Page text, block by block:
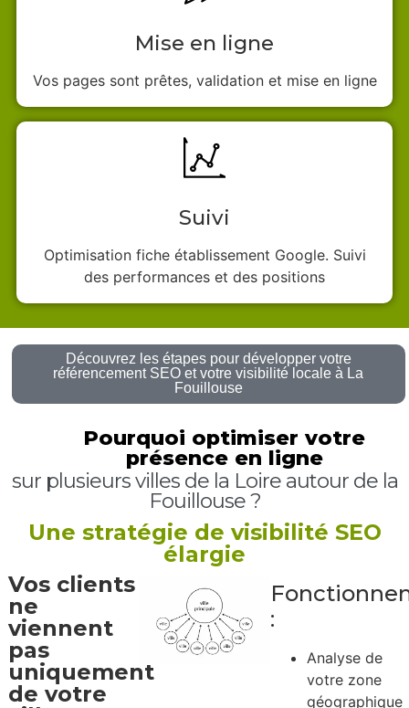
Mise en ligne
Vos pages sont prêtes, validation et mise en ligne
Suivi
Optimisation fiche établissement Google. Suivi
des performances et des positions
Découvrez les étapes pour développer votre
référencement SEO et votre visibilité locale à La
Fouillouse
Pourquoi optimiser votre
présence en ligne
sur plusieurs villes de la Loire autour de la
Fouillouse ?
Une stratégie de visibilité SEO
élargie
Vos clients
ne
viennent
pas
uniquement
de votre
:
Analyse de
votre zone
géographique